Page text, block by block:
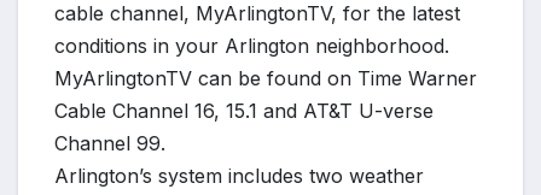
cable channel, MyArlingtonTV, for the latest
conditions in your Arlington neighborhood.
MyArlingtonTV can be found on Time Warner
Cable Channel 16, 15.1 and AT&T U-verse
Channel 99.
Arlington’s system includes two weather